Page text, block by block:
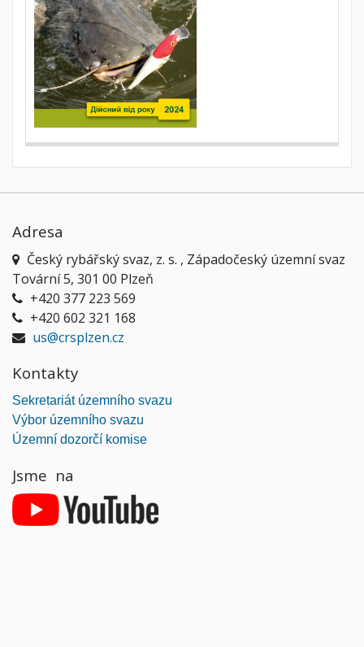
Adresa
Český rybářský svaz, z. s. , Západočeský územní svaz
Tovární 5, 301 00 Plzeň
+420 377 223 569
+420 602 321 168
us@crsplzen.cz
Kontakty
Sekretariát územního svazu
Výbor územního svazu
Územní dozorčí komise
Jsme na